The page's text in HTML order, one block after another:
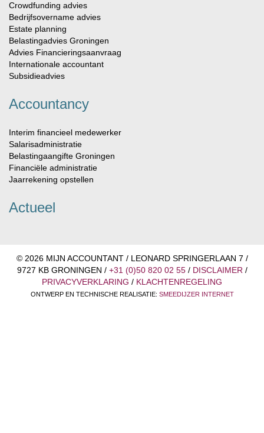
Crowdfunding advies
Bedrijfsovername advies
Estate planning
Belastingadvies Groningen
Advies Financieringsaanvraag
Internationale accountant
Subsidieadvies
Accountancy
Interim financieel medewerker
Salarisadministratie
Belastingaangifte Groningen
Financiële administratie
Jaarrekening opstellen
Actueel
© 2026 MIJN ACCOUNTANT / LEONARD SPRINGERLAAN 7 /
9727 KB GRONINGEN / +31 (0)50 820 02 55/ DISCLAIMER /
PRIVACYVERKLARING / KLACHTENREGELING
ONTWERP EN TECHNISCHE REALISATIE: SMEEDIJZER INTERNET